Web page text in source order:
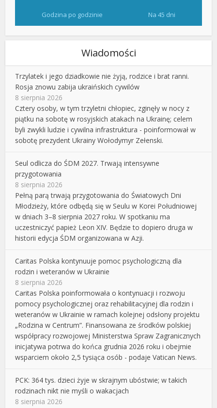
Godzina po godzinie Na 45 dni
Wiadomości
Trzylatek i jego dziadkowie nie żyją, rodzice i brat ranni.
Rosja znowu zabija ukraińskich cywilów
8 sierpnia 2026
Cztery osoby, w tym trzyletni chłopiec, zginęły w nocy z
piątku na sobotę w rosyjskich atakach na Ukrainę; celem
byli zwykli ludzie i cywilna infrastruktura - poinformował w
sobotę prezydent Ukrainy Wołodymyr Zełenski.
Seul odlicza do ŚDM 2027. Trwają intensywne
przygotowania
8 sierpnia 2026
Pełną parą trwają przygotowania do Światowych Dni
Młodzieży, które odbędą się w Seulu w Korei Południowej
w dniach 3–8 sierpnia 2027 roku. W spotkaniu ma
uczestniczyć papież Leon XIV. Będzie to dopiero druga w
historii edycja ŚDM organizowana w Azji.
Caritas Polska kontynuuje pomoc psychologiczną dla
rodzin i weteranów w Ukrainie
8 sierpnia 2026
Caritas Polska poinformowała o kontynuacji i rozwoju
pomocy psychologicznej oraz rehabilitacyjnej dla rodzin i
weteranów w Ukrainie w ramach kolejnej odsłony projektu
„Rodzina w Centrum”. Finansowana ze środków polskiej
współpracy rozwojowej Ministerstwa Spraw Zagranicznych
inicjatywa potrwa do końca grudnia 2026 roku i obejmie
wsparciem około 2,5 tysiąca osób - podaje Vatican News.
PCK: 364 tys. dzieci żyje w skrajnym ubóstwie; w takich
rodzinach nikt nie myśli o wakacjach
8 sierpnia 2026